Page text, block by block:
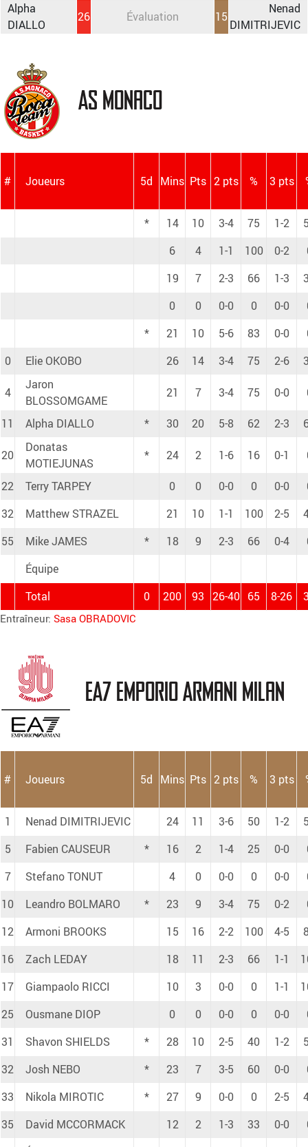
Alpha
DIALLO
26 Évaluation 15
Nenad
DIMITRIJEVIC
AS Monaco
# Joueurs 5d Mins Pts 2 pts % 3 pts
* 14 10 3-4 75 1-2
6
4 1-1 100 0-2
19
7 2-3 66 1-3
0
0 0-0 0 0-0
*
21 10 5-6 83 0-0
0
Elie OKOBO 26 14 3-4 75 2-6
4
Jaron
BLOSSOMGAME
21 7 3-4 75 0-0
11 Alpha DIALLO * 30 20 5-8 62 2-3
20
Donatas
MOTIEJUNAS
* 24 2 1-6 16 0-1
22 Terry TARPEY 0 0 0-0 0 0-0
32
Matthew STRAZEL 21 10 1-1 100 2-5
55
Mike JAMES * 18 9 2-3 66 0-4
Équipe
Total
0 200 93 26-40 65 8-26
Entraîneur: Sasa OBRADOVIC
EA7 Emporio Armani Milan
# Joueurs 5d Mins Pts 2 pts % 3 pts
1 Nenad DIMITRIJEVIC 24 11 3-6 50 1-2
5
Fabien CAUSEUR * 16 2 1-4 25 0-0
7
Stefano TONUT 4 0 0-0 0 0-0
10
Leandro BOLMARO * 23 9 3-4 75 0-2
12
Armoni BROOKS 15 16 2-2 100 4-5
16
Zach LEDAY 18 11 2-3 66 1-1
17
Giampaolo RICCI 10 3 0-0 0 1-1
25
Ousmane DIOP 0 0 0-0 0 0-0
31
Shavon SHIELDS * 28 10 2-5 40 1-2
32
Josh NEBO * 23 7 3-5 60 0-0
33
Nikola MIROTIC * 27 9 0-0 0 2-5
35
David MCCORMACK 12 2 1-3 33 0-0